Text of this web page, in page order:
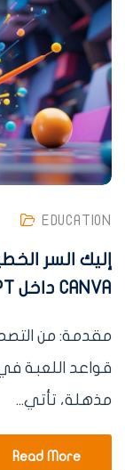
EDUCATION
إليك السر
CANVA داخل ChatGPT
مقدمة: من
قواعد اللعبة
مذهلة، تأتي...
Read More